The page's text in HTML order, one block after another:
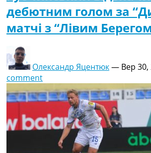
дебютним голом за
матчі з “Лівим
Олександр Яцентюк— Вер 30,
comment